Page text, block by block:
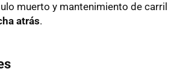
muerto y mantenimiento de carril
atrás.